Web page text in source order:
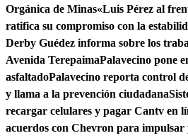
Orgánica de Minas«Luis Pérez al
ratifica su compromiso con la
Derby Guédez informa sobre los
Avenida TerepaimaPalavecino pone
asfaltadoPalavecino reporta control
y llama a la prevención ciudadana
recargar celulares y pagar Cantv en
acuerdos con Chevron para impulsar